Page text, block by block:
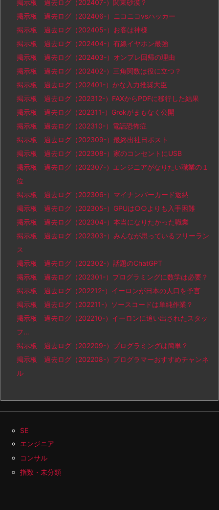
掲示板 過去ログ（202407-）関東砂漠？
掲示板 過去ログ（202406-）ニコニコvsハッカー
掲示板 過去ログ（202405-）お客は神様
掲示板 過去ログ（202404-）有線イヤホン最強
掲示板 過去ログ（202403-）オンプレ回帰の理由
掲示板 過去ログ（202402-）三角関数は役に立つ？
掲示板 過去ログ（202401-）かな入力推奨大臣
掲示板 過去ログ（202312-）FAXからPDFに移行した結果
掲示板 過去ログ（202311-）Grokがまもなく公開
掲示板 過去ログ（202310-）電話恐怖症
掲示板 過去ログ（202309-）最終出社日ポスト
掲示板 過去ログ（202308-）家のコンセントにUSB
掲示板 過去ログ（202307-）エンジニアがなりたい職業の１
位
掲示板 過去ログ（202306-）マイナンバーカード返納
掲示板 過去ログ（202305-）GPUは○○よりも入手困難
掲示板 過去ログ（202304-）本当になりたかった職業
掲示板 過去ログ（202303-）みんなが思っているフリーラン
ス
掲示板 過去ログ（202302-）話題のChatGPT
掲示板 過去ログ（202301-）プログラミングに数学は必要？
掲示板 過去ログ（202212-）イーロンが日本の人口を予言
掲示板 過去ログ（202211-）ソースコードは単純作業？
掲示板 過去ログ（202210-）イーロンに追い出されたスタッ
フ…
掲示板 過去ログ（202209-）プログラミングは簡単？
掲示板 過去ログ（202208-）プログラマーおすすめチャンネ
ル
SE
エンジニア
コンサル
指数・未分類